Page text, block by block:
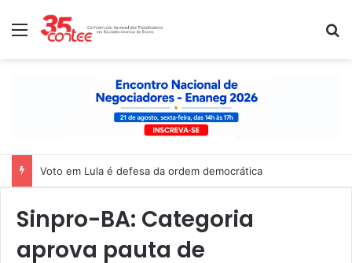
Menu
Voto em Lula é defesa da ordem democrática
Sinpro-BA: Categoria
aprova pauta de